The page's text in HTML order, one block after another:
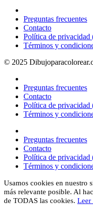
Preguntas frecuentes
Contacto
Política de privacidad
Términos y
© 2025
Preguntas frecuentes
Contacto
Política de privacidad
Términos y
Preguntas frecuentes
Contacto
Política de privacidad
Términos y
Usamos cookies en nuestro
más relevante posible. Al
de TODAS las cookies. Leer